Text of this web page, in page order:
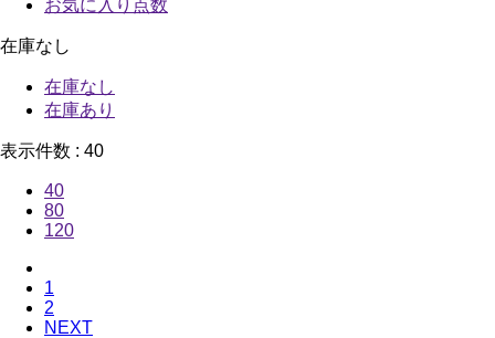
お気に入り点数
在庫なし
在庫なし
在庫あり
表示件数 : 40
40
80
120
1
2
NEXT